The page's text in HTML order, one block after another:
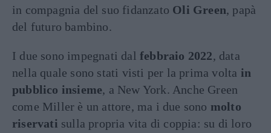
in compagnia del suo fidanzato Oli Green, papà
del futuro bambino.
I due sono impegnati dal febbraio 2022, data
nella quale sono stati visti per la prima volta in
pubblico insieme, a New York. Anche Green
come Miller è un attore, ma i due sono molto
riservati sulla propria vita di coppia: su di loro